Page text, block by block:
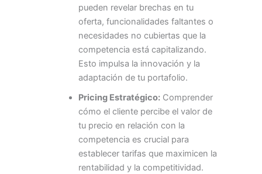
pueden revelar brechas en tu
oferta, funcionalidades faltantes o
necesidades no cubiertas que la
competencia está capitalizando.
Esto impulsa la innovación y la
adaptación de tu portafolio.
Pricing Estratégico:Comprender
cómo el cliente percibe el valor de
tu precio en relación con la
competencia es crucial para
establecer tarifas que maximicen la
rentabilidad y la competitividad.